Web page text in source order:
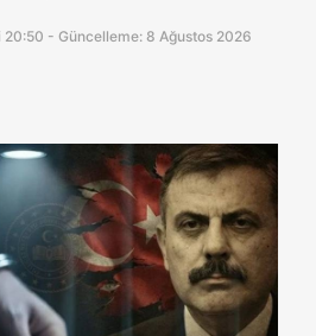
- Güncelleme: 8 Ağustos 2026